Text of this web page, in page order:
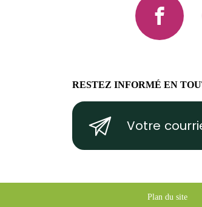
RESTEZ INFORMÉ EN
Votre
courriel
(Nécessaire)
Plan du site